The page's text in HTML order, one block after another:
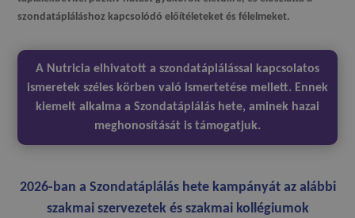
szondatápláláshoz kapcsolódó előítéleteket és félelmeket.
A Nutricia elhivatott a szondatáplálással kapcsolatos
ismeretek széles körben való ismertetése mellett. Ennek
kiemelt alkalma a Szondatáplálás hete, aminek hazai
meghonosítását is támogatjuk.
2026-ban a Szondatáplálás hete kampányát az alábbi
szakmai szervezetek és szakmai kollégiumok